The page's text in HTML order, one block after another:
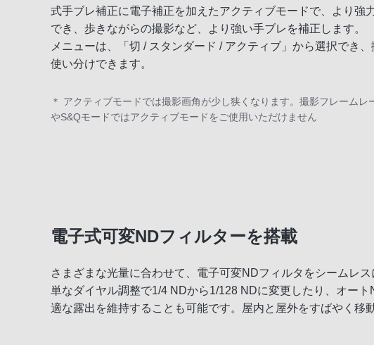
式手ブレ補正に電子補正を加えたアクティブモードで、より強
でき、歩きながらの撮影など、より強い手ブレを補正します。
メニューは、「切 / スタンダード / アクティブ」から選択でき
使い分けできます。
＊ アクティブモードでは撮影画角が少し狭くなります。撮影フレームレ
やS&Qモードではアクティブモードをご使用いただけません
電子式可変NDフィルターを搭載
さまざまな光量に合わせて、電子可変NDフィルタをシームレ
単なダイヤル調整で1/4 NDから1/128 NDに変更したり、オート
適な露出を維持することも可能です。屋内と屋外をすばやく移